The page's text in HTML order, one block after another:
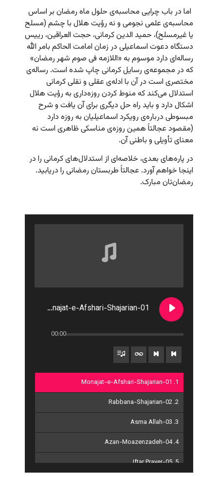
اما در باب چرایی محاسبه‌ی حلول ماه رمضان بر اساس
محاسبه‌ی علمی نجومی و نه رؤیت هلال با چشم (مسلح
یا غیرمسلح)، حمید الدین کرمانی، حجت العراقین، رییس
دستگاه دعوت اسماعیلی در زمان امامت الحاکم بامر الله
رساله‌ای دارد موسوم به «اللازمه فی صوم شهر رمضان»
که در مجموعه‌ی رسایل کرمانی چاپ شده است. رساله‌ی
مختصری است در آن با ادله‌ی عقلی و نقلی کرمانی
استدلال می‌کند که منوط کردن روزه‌داری به رؤیت هلال
اشکال دارد و باید راه حل دیگری برای آن یافت و شرح
مبسوطی درباره‌ی رویکرد اسماعیلیان به روزه دارد
(مقصود عجالتاً همین روزه‌ی مناسکی ظاهری است نه
معنای تأویلی و باطنی آن.
در پاره‌های بعدی، خلاصه‌ای از استدلال‌های کرمانی را در
اینجا خواهم آورد. عجالتاً طربستان رمضانی را دریابید.
رمضان‌تان مبارک.
01-Monajat-e-Afshari-Shajarian
00:00
1. 01-Monajat-e-Afshari-Shajarian
2. 02-Rabbana-Shajarian
3. 03-Asma Allah
4. 04-Azan-Moazenzadeh
5. 05-Iftar Prayer